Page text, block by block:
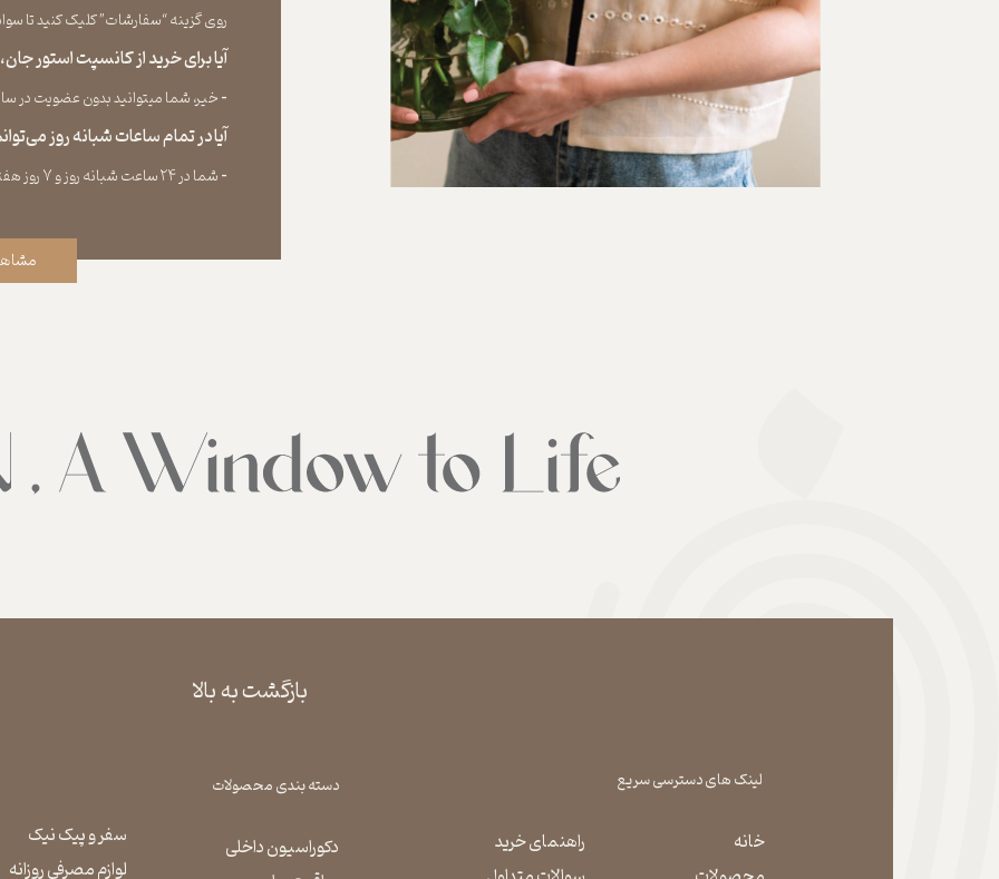
روی گزینه “سفارشات” کلیک کنید تا
آیا برای خرید از کانسپت استور
​​​​​​​- خیر، شما میتوانید بدون عضویت در
آیا در تمام ساعات شبانه روز
​​​​​​​​​​​​​​- شما در ۲۴ ساعت شبانه روز و ۷ روز هفته می‌‏توانید سفارش خود را ثبت کنید.
بازگشت به بالا
لینک های دسترسی سریع دسته بندی محصولات
خانه
راهنمای خرید
دکوراسیون داخلی
سفر و پیک نیک
لوازم مصرفی روزانه